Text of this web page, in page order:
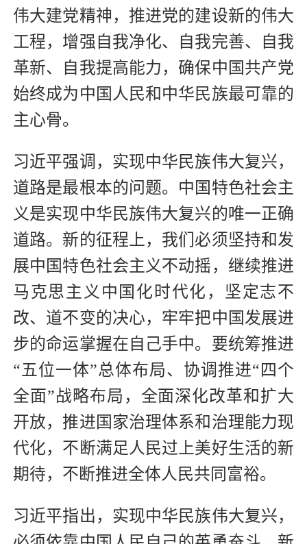
伟大建党精神，推进党的建设新的伟大
工程，增强自我净化、自我完善、自我
革新、自我提高能力，确保中国共产党
始终成为中国人民和中华民族最可靠的
主心骨。
习近平强调，实现中华民族伟大复兴，
道路是最根本的问题。中国特色社会主
义是实现中华民族伟大复兴的唯一正确
道路。新的征程上，我们必须坚持和发
展中国特色社会主义不动摇，继续推进
马克思主义中国化时代化，坚定志不
改、道不变的决心，牢牢把中国发展进
步的命运掌握在自己手中。要统筹推进
“五位一体”总体布局、协调推进“四个
全面”战略布局，全面深化改革和扩大
开放，推进国家治理体系和治理能力现
代化，不断满足人民过上美好生活的新
期待，不断推进全体人民共同富裕。
习近平指出，实现中华民族伟大复兴，